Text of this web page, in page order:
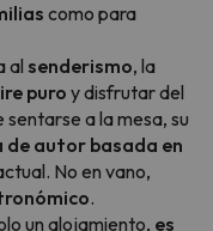
como para
al senderismo, la
puroy disfrutar del
a la mesa, su
de autor basada en
No en vano,
.
un alojamiento, es